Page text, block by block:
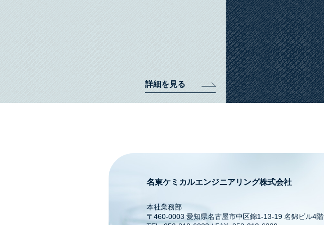
詳細を見る
名東ケミカルエンジニアリング株式会社
本社業務部
〒460-0003 愛知県名古屋市中区錦1-13-19 名錦ビル4階